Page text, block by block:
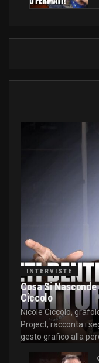
INTERVISTE
Cosa Si
Ciccolo
Nicole Ciccolo,
Project, racconta i
gesto grafico alla